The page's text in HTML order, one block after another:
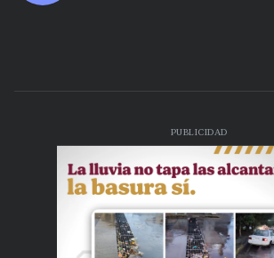
PUBLICIDAD